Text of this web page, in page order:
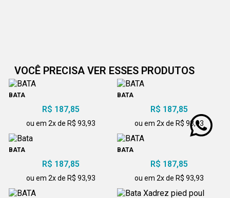
VOCÊ PRECISA VER ESSES PRODUTOS
BATA
R$ 187,85
ou em 2x de R$ 93,93
BATA
R$ 187,85
ou em 2x de R$ 93,93
BATA
R$ 187,85
ou em 2x de R$ 93,93
BATA
R$ 187,85
ou em 2x de R$ 93,93